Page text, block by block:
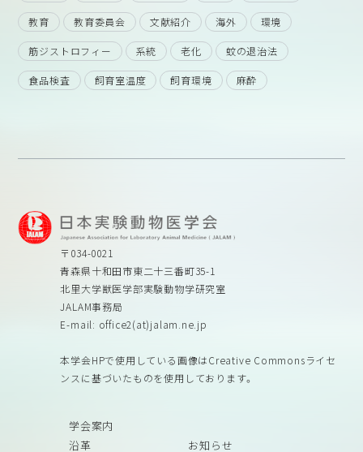
教育 教育委員会 文献紹介 海外 環境
筋ジストロフィー 系統 老化 蚊の退治法
食品検査 飼育室温度 飼育環境 麻酔
〒034-0021
青森県十和田市東二十三番町35-1
北里大学獣医学部実験動物学研究室
JALAM事務局
E-mail: office2(at)jalam.ne.jp
本学会HPで使用している画像はCreative Commonsライセ
ンスに基づいたものを使用しております。
学会案内
沿革
お知らせ